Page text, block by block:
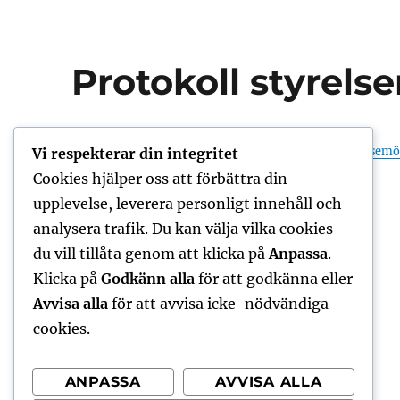
Protokoll
Protokoll
Författare
Jonny Bringås
Publicerat
den
2026-01-20
Kategorier
Protokoll styrelsemöten
2026
Vi respekterar din integritet
Cookies hjälper oss att förbättra din
upplevelse, leverera personligt innehåll och
analysera trafik. Du kan välja vilka cookies
du vill tillåta genom att klicka påAnpassa.
Klicka på Godkänn alla för att godkänna eller
Avvisa alla för att avvisa icke-nödvändiga
cookies.
ANPASSA AVVISA ALLA